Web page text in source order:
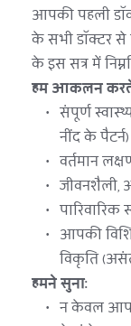
आपकी पहली
के सभी डॉक्टर से
के इस सत्र में
हम आकलन
संपूर्ण
नींद के पैटर्न)
वर्तमान
जीवनशैली,
पारिवारिक
आपकी
विकृति
हमने सुना:
न केवल